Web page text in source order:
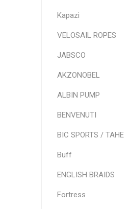
Kapazi
VELOSAIL ROPES
JABSCO
AKZONOBEL
ALBIN PUMP
BENVENUTI
BIC SPORTS / TAHE
Buff
ENGLISH BRAIDS
Fortress